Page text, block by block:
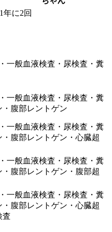
1年に2回
一般血液検査・尿検査・糞
一般血液検査・尿検査・糞
腹部レントゲン
一般血液検査・尿検査・糞
腹部レントゲン・心臓超
一般血液検査・尿検査・糞
腹部レントゲン・腹部超
一般血液検査・尿検査・糞
腹部レントゲン・心臓超
査